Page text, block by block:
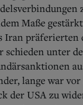
Maße
Iran präferierten
schieden unter
lange war
der USA zu